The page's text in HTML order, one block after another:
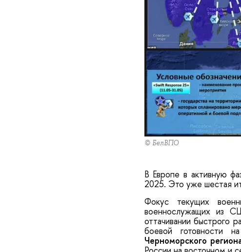
© БелВПО
В Европе в активную
2025. Это уже шестая
Фокус текущих
военнослужащих из
оттачивании быстрого
боевой готовности
Черноморского